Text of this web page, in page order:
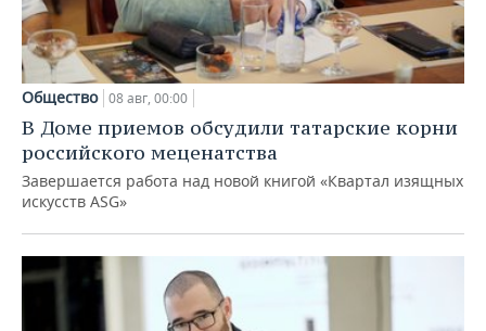
Общество 08 авг, 00:00
В Доме приемов обсудили татарские корни
российского меценатства
Завершается работа над новой книгой «Квартал изящных
искусств ASG»